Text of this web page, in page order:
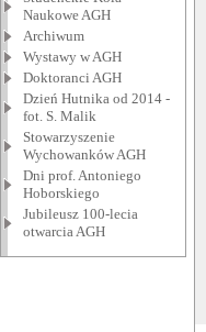
Naukowe AGH
Archiwum
Wystawy w AGH
Doktoranci AGH
Dzień Hutnika od 2014 -
fot. S. Malik
Stowarzyszenie
Wychowanków AGH
Dni prof. Antoniego
Hoborskiego
Jubileusz 100-lecia
otwarcia AGH